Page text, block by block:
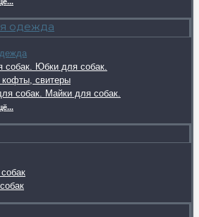
одежда
собак. Юбки для собак.
кофты, свитеры
собак. Майки для собак.